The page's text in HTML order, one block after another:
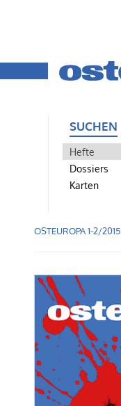
SUCHEN
Hefte
Dossiers
Karten
OSTEUROPA 1-2/2015